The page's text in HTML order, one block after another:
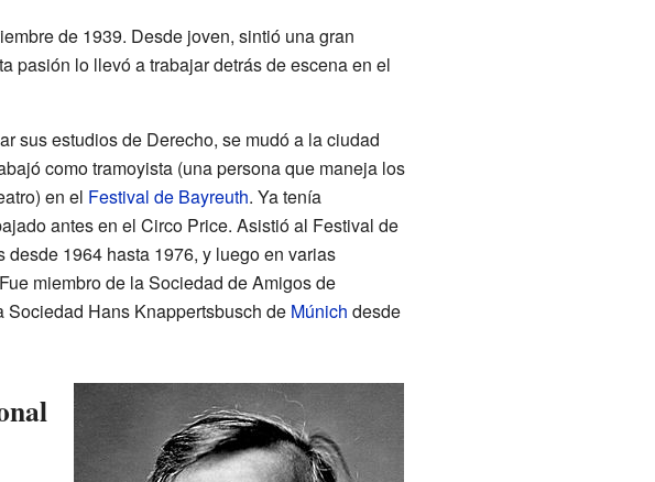
de 1939. Desde joven, sintió una gran
pasión lo llevó a trabajar detrás de escena en el
sus estudios de Derecho, se mudó a la ciudad
como tramoyista (una persona que maneja los
en el Festival de Bayreuth. Ya tenía
antes en el Circo Price. Asistió al Festival de
desde 1964 hasta 1976, y luego en varias
miembro de la Sociedad de Amigos de
Sociedad Hans Knappertsbusch de Múnich desde